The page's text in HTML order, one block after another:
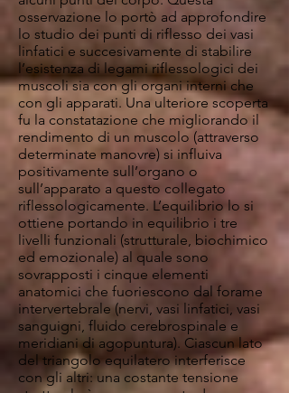
osservazione lo portò ad approfondire
lo studio dei punti di riflesso dei vasi
linfatici e succesivamente di stabilire
l’esistenza di legami riflessologici dei
muscoli sia con gli organi interni che
con gli apparati. Una ulteriore scoperta
fu la constatazione che migliorando il
rendimento di un muscolo (attraverso
determinate manovre) si influiva
positivamente sull’organo o
sull’apparato a questo collegato
riflessologicamente. L’equilibrio lo si
ottiene portando in equilibrio i tre
livelli funzionali (strutturale, biochimico
ed emozionale) al quale sono
sovrapposti i cinque elementi
anatomici che fuoriescono dal forame
intervertebrale (nervi, vasi linfatici, vasi
sanguigni, fluido cerebrospinale e
meridiani di agopuntura). Ciascun lato
del triangolo equilatero interferisce
con gli altri: una costante tensione